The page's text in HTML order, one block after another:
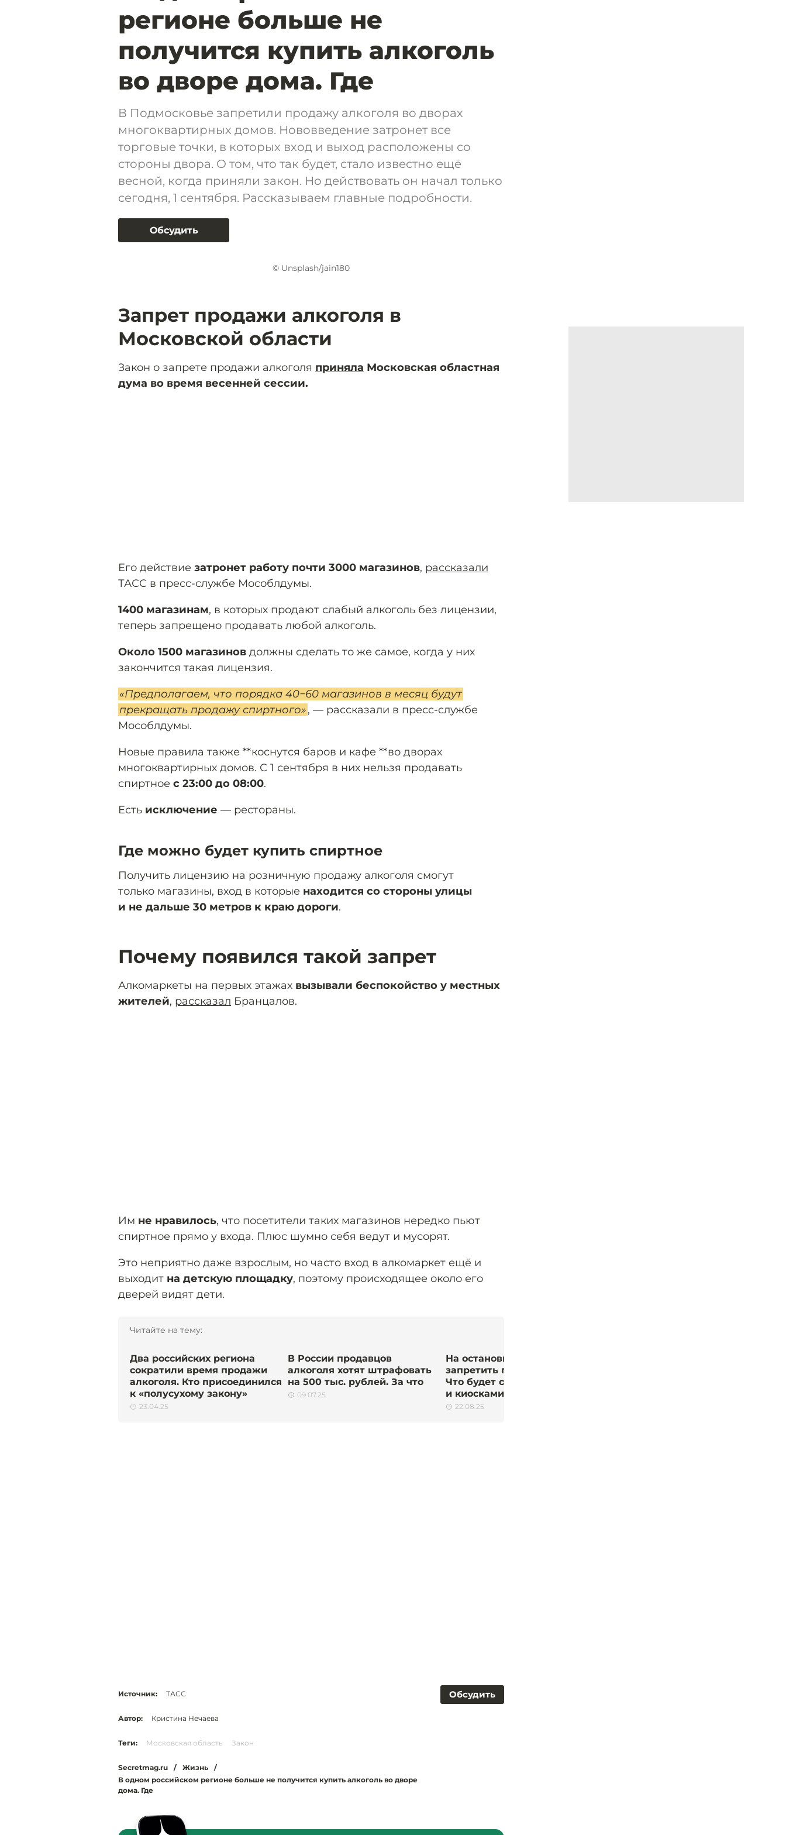
регионе больше не
получится купить алкоголь
во дворе дома. Где
В Подмосковье запретили продажу алкоголя во дворах
многоквартирных домов. Нововведение затронет все
торговые точки, в которых вход и выход расположены со
стороны двора. О том, что так будет, стало известно ещё
весной, когда приняли закон. Но действовать он начал только
сегодня, 1 сентября. Рассказываем главные подробности.
Обсудить
© Unsplash/jain180
Запрет продажи алкоголя в
Московской области
Закон о запрете продажи алкоголя приняла Московская областная
дума во время весенней сессии.
Его действие затронет работу почти 3000 магазинов, рассказали
ТАСС в пресс-службе Мособлдумы.
1400 магазинам, в которых продают слабый алкоголь без лицензии,
теперь запрещено продавать любой алкоголь.
Около 1500 магазинов должны сделать то же самое, когда у них
закончится такая лицензия.
«Предполагаем, что порядка 40−60 магазинов в месяц будут
прекращать продажу спиртного», — рассказали в пресс-службе
Мособлдумы.
Новые правила также **коснутся баров и кафе **во дворах
многоквартирных домов. С 1 сентября в них нельзя продавать
спиртное с 23:00 до 08:00.
Есть исключение — рестораны.
Где можно будет купить спиртное
Получить лицензию на розничную продажу алкоголя смогут
только магазины, вход в которые находится со стороны улицы
и не дальше 30 метров к краю дороги.
Почему появился такой запрет
Алкомаркеты на первых этажах вызывали беспокойство у местных
жителей, рассказал Бранцалов.
Им не нравилось, что посетители таких магазинов нередко пьют
спиртное прямо у входа. Плюс шумно себя ведут и мусорят.
Это неприятно даже взрослым, но часто вход в алкомаркет ещё и
выходит на детскую площадку, поэтому происходящее около его
дверей видят дети.
Читайте на тему:
Два российских региона
сократили время продажи
алкоголя. Кто присоединился
к «полусухому закону»
23.04.25
В России продавцов
алкоголя хотят штрафовать
на 500 тыс. рублей. За что
09.07.25
На остановках решили
запретить продажу сигарет.
Что будет с курильщиками
и киосками
22.08.25
Обсудить
Источник: ТАСС
Автор: Кристина Нечаева
Теги: Московская область Закон
Secretmag.ru / Жизнь
/
В одном российском регионе больше не получится купить алкоголь во дворе
дома. Где